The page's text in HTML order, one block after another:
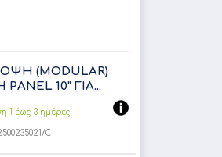
(MODULAR)
PANEL 10" ΓΙΑ...
1 έως 3 ημέρες
C